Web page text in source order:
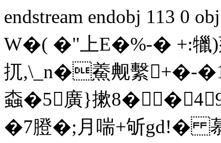
endstream endobj 113 0
W�( �"上 E�%-� +:犣)
扤,\_n�鯗觍繫+�-
螙�5廣}摗
�7膯�;月喘+斪